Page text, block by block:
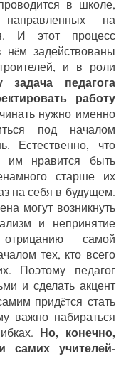
в школе,
на
И этот процесс
задействованы
и в роли
задача педагога
работу
нужно именно
под началом
Естественно, что
им нравится быть
старше их
на себя в будущем.
могут возникнуть
и непринятие
самой
тех, кто всего
Поэтому педагог
и сделать акцент
придëтся стать
важно набираться
Но, конечно,
самих учителей-